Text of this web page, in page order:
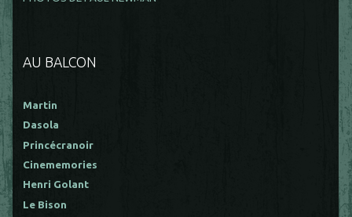
AU BALCON
Martin
Dasola
Princécranoir
Cinememories
Henri Golant
Le Bison